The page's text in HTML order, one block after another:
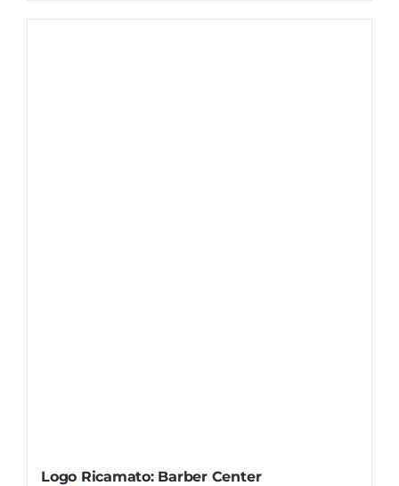
Logo Ricamato: Barber Center